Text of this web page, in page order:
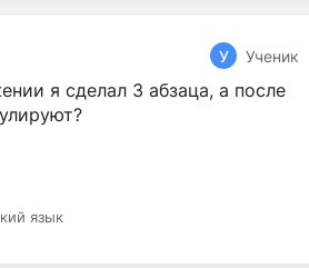
У Ученик
я сделал 3 абзаца, а после
язык